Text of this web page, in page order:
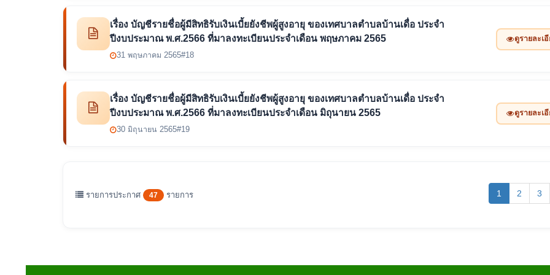
เรื่อง บัญชีรายชื่อผู้มีสิทธิรับเงินเบี้ยยังชีพผู้สูงอายุ ของเทศบาลตำบลบ้านเดื่อ ประจำ
ปีงบประมาณ พ.ศ.2566 ที่มาลงทะเบียนประจำเดือน พฤษภาคม 2565
31 พฤษภาคม 2565#18
ดูรายละเ
เรื่อง บัญชีรายชื่อผู้มีสิทธิรับเงินเบี้ยยังชีพผู้สูงอายุ ของเทศบาลตำบลบ้านเดื่อ ประจำ
ปีงบประมาณ พ.ศ.2566 ที่มาลงทะเบียนประจำเดือน มิถุนายน 2565
30 มิถุนายน 2565#19
ดูรายละเ
รายการประกาศ 47 รายการ 1 (current)
2 3